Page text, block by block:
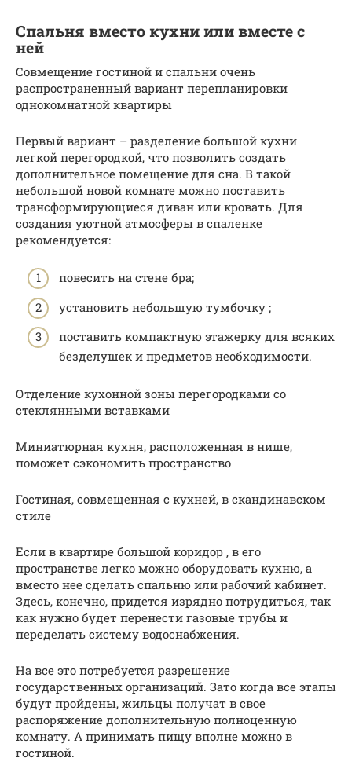
Спальня вместо кухни или вместе с
ней
Совмещение гостиной и спальни очень
распространенный вариант перепланировки
однокомнатной квартиры
Первый вариант – разделение большой кухни
легкой перегородкой, что позволить создать
дополнительное помещение для сна. В такой
небольшой новой комнате можно поставить
трансформирующиеся диван или кровать. Для
создания уютной атмосферы в спаленке
рекомендуется:
повесить на стене бра;
установить небольшую тумбочку ;
поставить компактную этажерку для всяких
безделушек и предметов необходимости.
Отделение кухонной зоны перегородками со
стеклянными вставками
Миниатюрная кухня, расположенная в нише,
поможет сэкономить пространство
Гостиная, совмещенная с кухней, в скандинавском
стиле
Если в квартире большой коридор , в его
пространстве легко можно оборудовать кухню, а
вместо нее сделать спальню или рабочий кабинет.
Здесь, конечно, придется изрядно потрудиться, так
как нужно будет перенести газовые трубы и
переделать систему водоснабжения.
На все это потребуется разрешение
государственных организаций. Зато когда все этапы
будут пройдены, жильцы получат в свое
распоряжение дополнительную полноценную
комнату. А принимать пищу вполне можно в
гостиной.